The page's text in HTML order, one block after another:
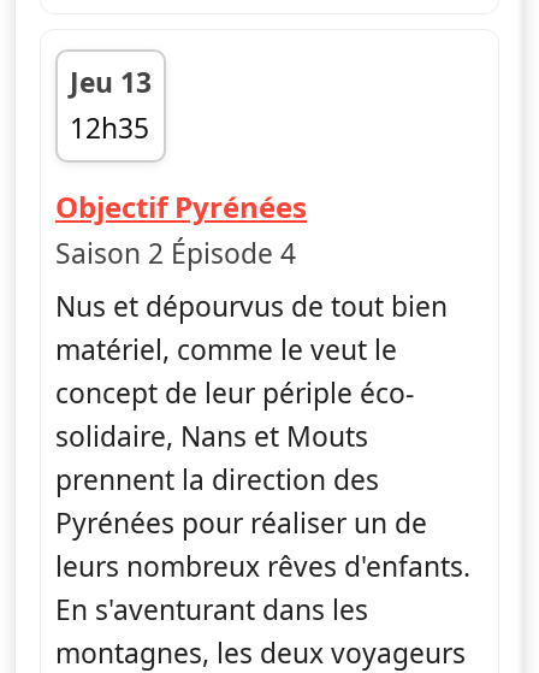
Jeu 13
12h35
fin 13h35
Objectif Pyrénées
Saison 2 Épisode 4
Nus et dépourvus de tout bien
matériel, comme le veut le
concept de leur périple éco-
solidaire, Nans et Mouts
prennent la direction des
Pyrénées pour réaliser un de
leurs nombreux rêves d'enfants.
En s'aventurant dans les
montagnes, les deux voyageurs